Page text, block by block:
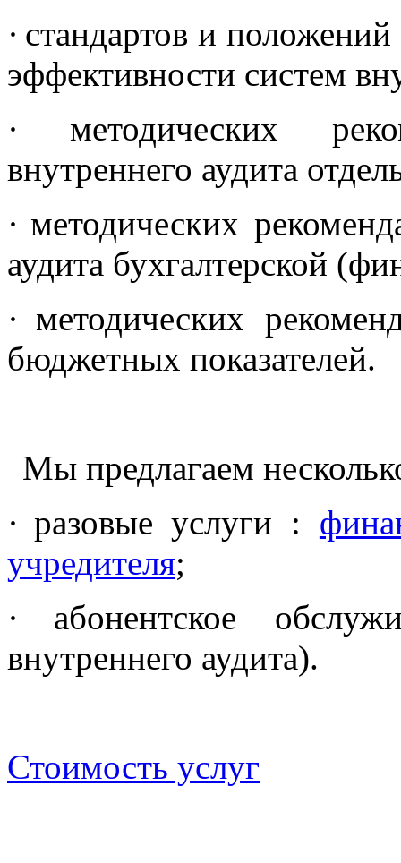
· стандартов и
эффективности систем
·
методических
внутреннего аудита
· методических
аудита бухгалтерской
· методических
бюджетных показателей.
Мы предлагаем
· разовые услуги :
учредителя;
·
абонентское
внутреннего аудита).
Стоимость услуг